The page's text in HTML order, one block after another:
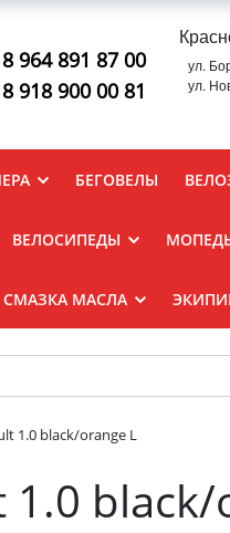
8 964 891 87 00
8 918 900 00 81
ул.
ул.
БЕГОВЕЛЫ
ВЕЛОСИПЕДЫ
СМАЗКА МАСЛА
1.0 black/orange L
black/